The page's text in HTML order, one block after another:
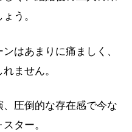
う。
はあまりに痛ましく、
ません。
圧倒的な存在感で今な
ター。